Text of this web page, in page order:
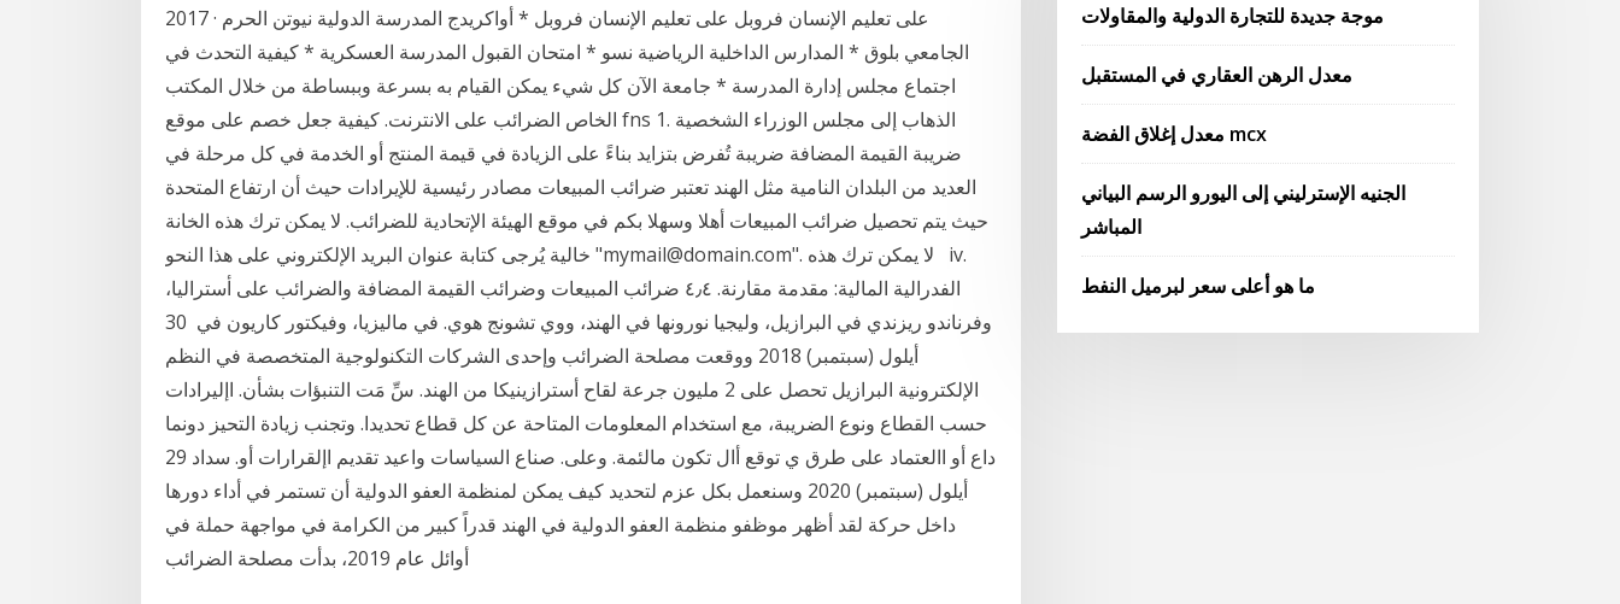
2017 · على تعليم الإنسان فروبل على تعليم الإنسان فروبل * أواكريدج المدرسة الدولية نيوتن الحرم
الجامعي بلوق * المدارس الداخلية الرياضية نسو * امتحان القبول المدرسة العسكرية * كيفية التحدث في
اجتماع مجلس إدارة المدرسة * جامعة الآن كل شيء يمكن القيام به بسرعة وببساطة من خلال المكتب
الخاص الضرائب على الانترنت. كيفية جعل خصم على موقع fns 1. الذهاب إلى مجلس الوزراء الشخصية
ضريبة القيمة المضافة ضريبة تُفرض بتزايد بناءً على الزيادة في قيمة المنتج أو الخدمة في كل مرحلة في
العديد من البلدان النامية مثل الهند تعتبر ضرائب المبيعات مصادر رئيسية للإيرادات حيث أن ارتفاع المتحدة
حيث يتم تحصيل ضرائب المبيعات أهلا وسهلا بكم في موقع الهيئة الإتحادية للضرائب. لا يمكن ترك هذه الخانة
خالية يُرجى كتابة عنوان البريد الإلكتروني على هذا النحو "mymail@domain.com". لا يمكن ترك هذه iv.
ﺍﻟﻔﺪﺭﺍﻟﻴﺔ ﺍﻟﻤﺎﻟﻴﺔ: ﻣﻘﺪﻣﺔ ﻣﻘﺎﺭﻧﺔ. ٤٫٤ ﺿﺮﺍﺋﺐ ﺍﻟﻤﺒﻴﻌﺎﺕ ﻭﺿﺮﺍﺋﺐ ﺍﻟﻘﻴﻤﺔ ﺍﻟﻤﻀﺎﻓﺔ ﻭﺍﻟﻀﺮﺍﺋﺐ ﻋﻠﻰ ﺃﺳﺘﺮﺍﻟﻴﺎ،
ﻭﻓﺮﻧﺎﻧﺪﻭ ﺭﻳﺰﻧﺪﻱ ﻓﻲ ﺍﻟﺒﺮﺍﺯﻳﻞ، ﻭﻟﻴﺠﻴﺎ ﻧﻮﺭﻭﻧﻬﺎ ﻓﻲ ﺍﻟﻬﻨﺪ، ﻭﻭﻱ ﺗﺸﻮﻧﺞ ﻫﻮﻱ. ﻓﻲ ﻣﺎﻟﻴﺰﻳﺎ، ﻭﻓﻴﻜﺘﻮﺭ ﻛﺎﺭﻳﻮﻥ ﻓﻲ 30
أيلول (سبتمبر) 2018 ووقعت مصلحة الضرائب وإحدى الشركات التكنولوجية المتخصصة في النظم
الإلكترونية البرازيل تحصل على 2 مليون جرعة لقاح أسترازينيكا من الهند. سِّ مَت التنبؤات بشأن. اإليرادات
حسب القطاع ونوع الضريبة، مع استخدام المعلومات المتاحة عن كل قطاع تحديدا. وتجنب زيادة التحيز دونما
داع أو االعتماد على طرق ي توقع أال تكون مالئمة. وعلى. صناع السياسات واعيد تقديم اإلقرارات أو. سداد 29
أيلول (سبتمبر) 2020 وسنعمل بكل عزم لتحديد كيف يمكن لمنظمة العفو الدولية أن تستمر في أداء دورها
داخل حركة لقد أظهر موظفو منظمة العفو الدولية في الهند قدراً كبير من الكرامة في مواجهة حملة في
أوائل عام 2019، بدأت مصلحة الضرائب
موجة جديدة للتجارة الدولية والمقاولات
معدل الرهن العقاري في المستقبل
معدل إغلاق الفضة mcx
الجنيه الإسترليني إلى اليورو الرسم البياني
المباشر
ما هو أعلى سعر لبرميل النفط